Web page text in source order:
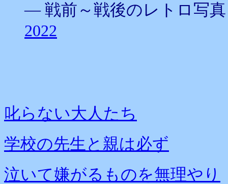
— 戦前～戦後のレトロ写真
2022
叱らない大人たち
学校の先生と親は必ず
泣いて嫌がるものを無理やり